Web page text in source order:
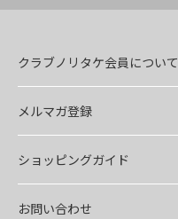
クラブノリタケ会員について
メルマガ登録
ショッピングガイド
お問い合わせ